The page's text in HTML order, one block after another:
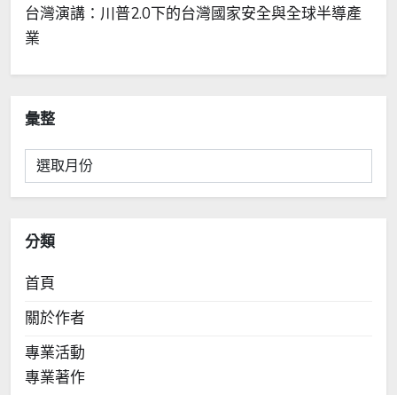
台灣演講：川普2.0下的台灣國家安全與全球半導產
業
彙整
彙
整
分類
首頁
關於作者
專業活動
專業著作